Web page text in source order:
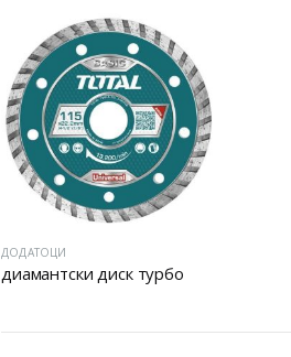
ДОДАТОЦИ
диамантски диск турбо